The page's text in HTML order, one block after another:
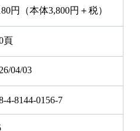
円（本体3,800円＋税）
頁
04/03
4-8144-0156-7